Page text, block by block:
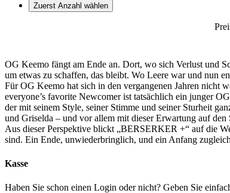
Zuerst Anzahl wählen
OG Keemo fängt am Ende an. Dort, wo sich Verlust und
um etwas zu schaffen, das bleibt. Wo Leere war und nun
Für OG Keemo hat sich in den vergangenen Jahren nicht
everyone’s favorite Newcomer ist tatsächlich ein junger
der mit seinem Style, seiner Stimme und seiner Sturheit
und Griselda – und vor allem mit dieser Erwartung auf
Aus dieser Perspektive blickt „BERSERKER +“ auf die
sind. Ein Ende, unwiederbringlich, und ein Anfang
Kasse
Haben Sie schon einen Login oder nicht? Geben Sie